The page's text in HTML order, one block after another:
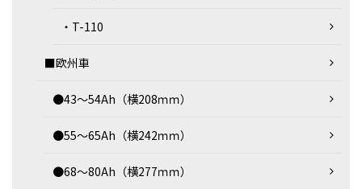
・T-110
■欧州車
●43～54Ah（横208ｍｍ）
●55～65Ah（横242ｍｍ）
●68～80Ah（横277ｍｍ）